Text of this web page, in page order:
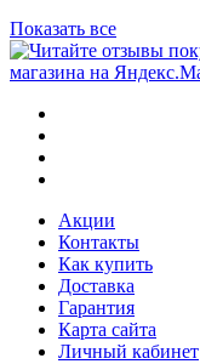
Показать все
Акции
Контакты
Как купить
Доставка
Гарантия
Карта сайта
Личный кабинет